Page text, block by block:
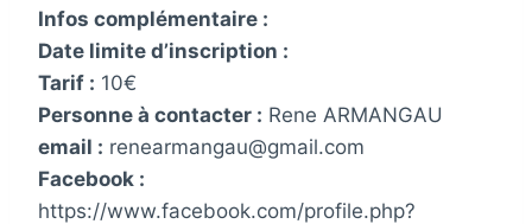
Infos complémentaire :
Date limite d’inscription :
Tarif : 10€
Personne à contacter : Rene ARMANGAU
email : renearmangau@gmail.com
Facebook :
https://www.facebook.com/profile.php?